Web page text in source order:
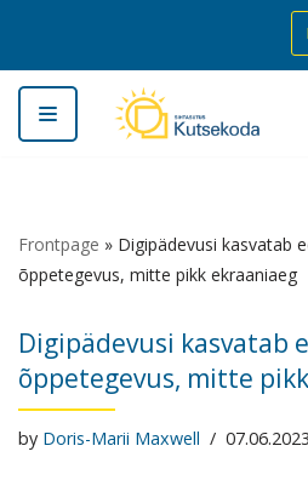
Skip
to
content
Frontpage » Digipädevusi kasvatab
õppetegevus, mitte pikk ekraaniaeg
Digipädevusi kasvatab
õppetegevus, mitte
by Doris-Marii Maxwell 07.06.2023